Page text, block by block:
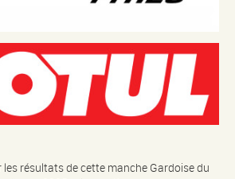
résultats de cette manche Gardoise du